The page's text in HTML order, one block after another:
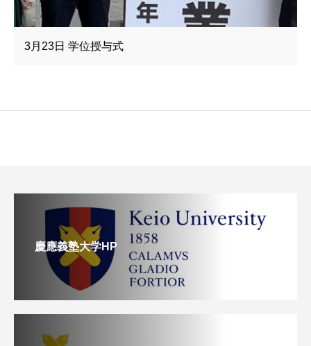
3月23日 学位授与式
慶應義塾大学HP